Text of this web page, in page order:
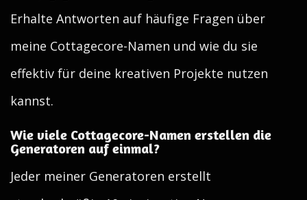
Erhalte Antworten auf häufige Fragen über
meine Cottagecore-Namen und wie du sie
effektiv für deine kreativen Projekte nutzen
kannst.
Wie viele Cottagecore-Namen erstellen die
Generatoren auf einmal?
Jeder meiner Generatoren erstellt